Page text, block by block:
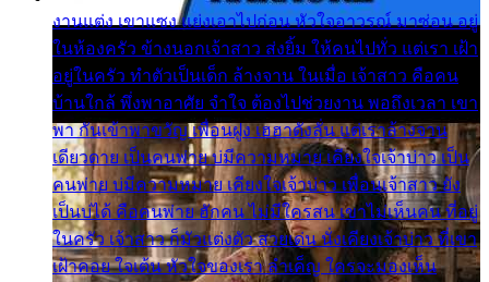
งานแต่ง เขาแซง แย่งเอาไปก่อน หัวใจอาวรณ์ มาซ่อน อยู่
ในห้องครัว ข้างนอกเจ้าสาว ส่งยิ้ม ให้คนไปทั่ว แต่เรา เฝ้า
อยู่ในครัว ทำตัวเป็นเด็ก ล้างจาน ในเมื่อ เจ้าสาว คือคน
บ้านใกล้ พึ่งพาอาศัย จำใจ ต้องไปช่วยงาน พอถึงเวลา เขา
พา กันเข้าพาขวัญ เพื่อนฝูง เฮฮาดังลั่น แต่เราล้างจาน
เดียวดาย เป็นคนพ่าย บ่มีความหมาย เคียงใจเจ้าบ่าว เป็น
คนพ่าย บ่มีความหมาย เคียงใจเจ้าบ่าว เพื่อนเจ้าสาว ยัง
เป็นบ่ได้ คือคนพ่าย ฮักคน ไม่มีใครสน เขาไม่เห็นคน ที่อยู่
ในครัว เจ้าสาว ก็มัวแต่งตัว สวยเด่น นั่งเคียงเจ้าบ่าว ที่เขา
เฝ้าคอย ใจเต้น หัวใจของเรา ลำเค็ญ ใครจะมองเห็น